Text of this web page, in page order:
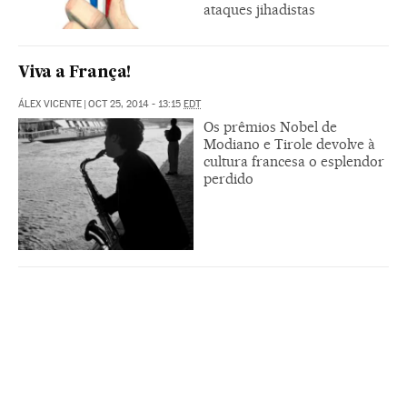
ataques jihadistas
Viva a França!
ÁLEX VICENTE | OCT 25, 2014 - 13:15 EDT
Os prêmios Nobel de
Modiano e Tirole devolve à
cultura francesa o esplendor
perdido